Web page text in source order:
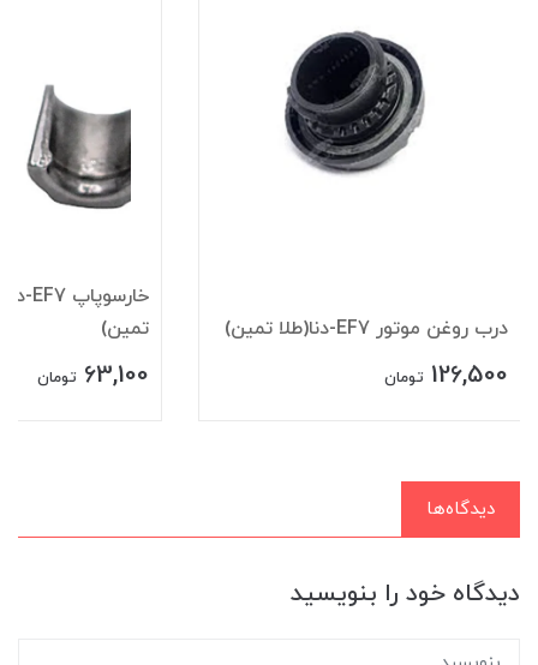
درب روغن موتور EF7-دنا(طلا تمین)
126,500 تومان
تمین)
63,100 تومان
دیدگاه‌ها
دیدگاه خود را بنویسید